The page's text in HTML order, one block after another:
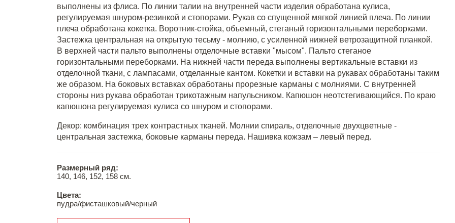
выполнены из флиса. По линии талии на внутренней части изделия обработана кулиса,
регулируемая шнуром-резинкой и стопорами. Рукав со спущенной мягкой линией плеча. По линии
плеча обработана кокетка. Воротник-стойка, объемный, стеганый горизонтальными переборками.
Застежка центральная на открытую тесьму - молнию, с усиленной нижней ветрозащитной планкой.
В верхней части пальто выполнены отделочные вставки "мысом". Пальто стеганое
горизонтальными переборками. На нижней части переда выполнены вертикальные вставки из
отделочной ткани, с лампасами, отделанные кантом. Кокетки и вставки на рукавах обработаны таким
же образом. На боковых вставках обработаны прорезные карманы с молниями. С внутренней
стороны низ рукава обработан трикотажным напульсником. Капюшон неотстегивающийся. По краю
капюшона регулируемая кулиса со шнуром и стопорами.
Декор: комбинация трех контрастных тканей. Молнии спираль, отделочные двухцветные -
центральная застежка, боковые карманы переда. Нашивка кожзам – левый перед.
Размерный ряд:
140, 146, 152, 158 см.
Цвета:
пудра/фисташковый/черный